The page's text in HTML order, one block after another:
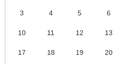
3 4 5 6
10 11 12 13
17 18 19 20